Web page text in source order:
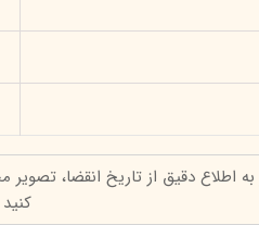
اطلاع دقیق از تاریخ انقضا،